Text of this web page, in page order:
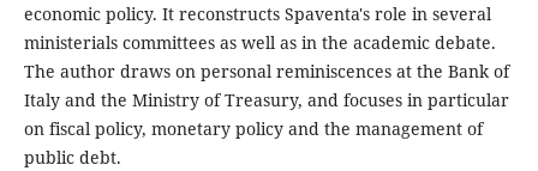
economic policy. It reconstructs Spaventa's role in several
ministerials committees as well as in the academic debate.
The author draws on personal reminiscences at the Bank of
Italy and the Ministry of Treasury, and focuses in particular
on fiscal policy, monetary policy and the management of
public debt.